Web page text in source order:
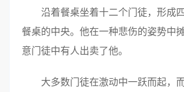
沿着餐桌坐着十二个门徒，形成
餐桌的中央。他在一种悲伤的姿势中
意门徒中有人出卖了他。
大多数门徒在激动中一跃而起，